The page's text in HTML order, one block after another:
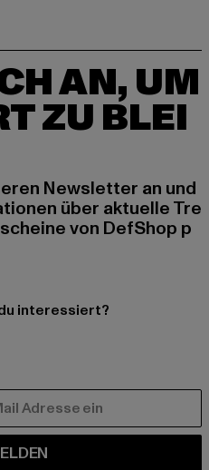
AN, UM
ZU BLEI
Newsletter an und
über aktuelle Tre
von DefShop p
interessiert?